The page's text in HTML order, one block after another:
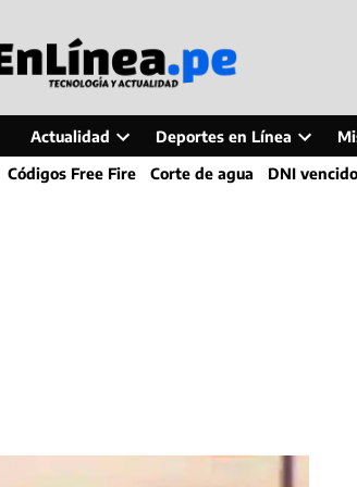
Actualidad
Open
dropdown
Deportes en Línea
Open
dropdown
Códigos Free Fire Corte de agua DNI vencido